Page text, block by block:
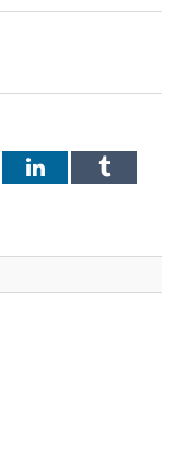
LinkedInTumblr